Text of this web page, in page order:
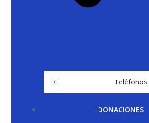
Teléfonos
DONACIONES